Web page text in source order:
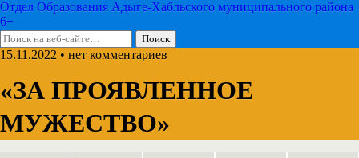
Отдел Образования Адыге-Хабльского муниципального района
6+
15.11.2022 • нет комментариев
«ЗА ПРОЯВЛЕННОЕ
МУЖЕСТВО»